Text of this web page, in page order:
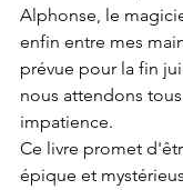
Alphonse, le
enfin entre mes
prévue pour la fin
nous attendons
impatience.
Ce livre promet
épique et